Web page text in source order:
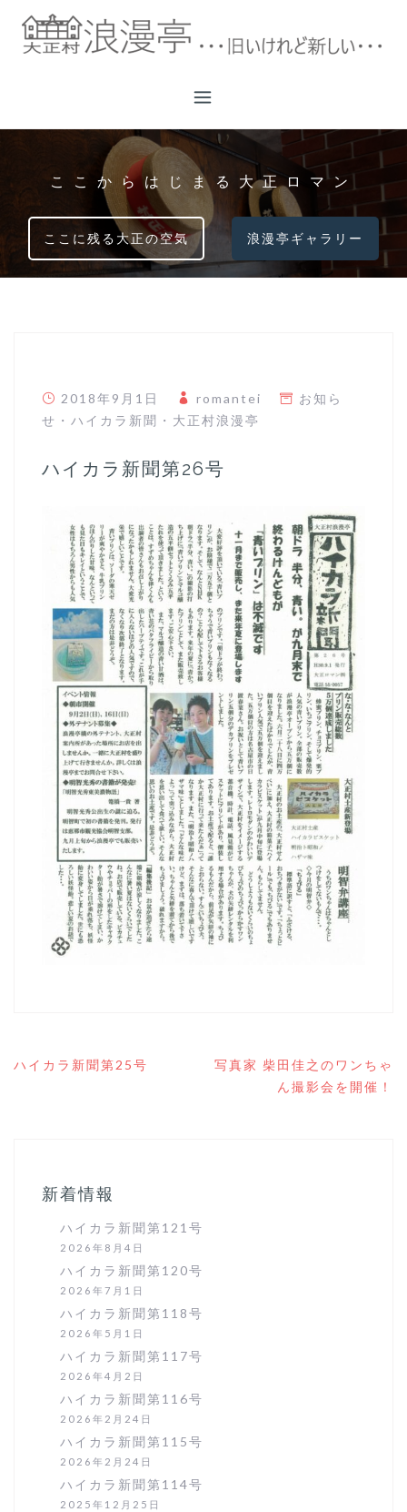
ッ
ここからはじまる大正ロマン
ここに残る大正の空気 浪漫亭ギャラリー
2018年9月1日 romantei
お知ら
せ ・ ハイカラ新聞 ・ 大正村浪漫亭
ハイカラ新聞第26号
投
ハイカラ新聞第25号
写真家 柴田佳之のワンちゃ
ん撮影会を開催！
新着情報
ハイカラ新聞第121号
2026年8月4日
ハイカラ新聞第120号
2026年7月1日
ハイカラ新聞第118号
2026年5月1日
ハイカラ新聞第117号
2026年4月2日
ハイカラ新聞第116号
2026年2月24日
ハイカラ新聞第115号
2026年2月24日
ハイカラ新聞第114号
2025年12月25日